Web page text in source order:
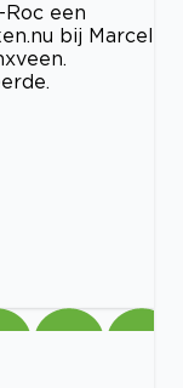
Roc een
bij Marcel